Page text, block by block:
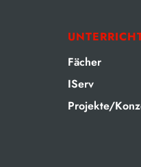
Fächer
IServ
Projekte/